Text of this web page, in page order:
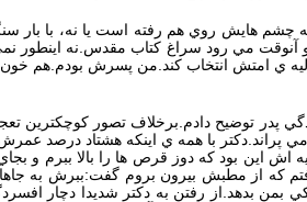
روي هم رفته است يا نه، با بار
مي رود سراغ كتاب مقدس.نه اينطور نمي
ي امتش انتخاب كند.من پسرش بودم.هم
توضيح دادم.برخلاف تصور كوچكترين
با همه ي اينكه هشتاد درصد
اين بود كه دوز قرص ها را بالا ببرم و
كه از مطبش بيرون بروم گفت:ببرش به
بمن بدهد.از رفتن به دكتر شديدا دچار